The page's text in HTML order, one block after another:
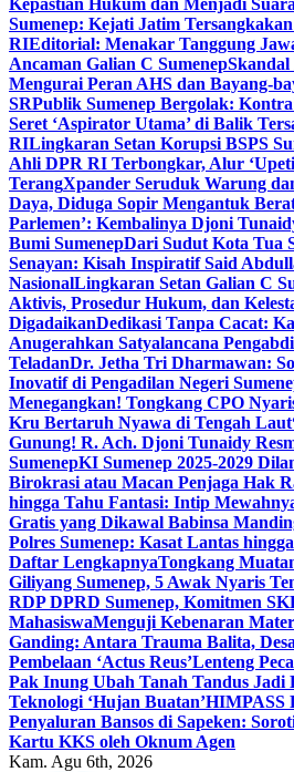
Kepastian Hukum dan Menjadi
Sumenep: Kejati Jatim
RIEditorial: Menakar Tanggung
Ancaman Galian C SumenepSkandal
Mengurai Peran AHS dan Bayang-
SRPublik Sumenep Bergolak:
Seret ‘Aspirator Utama’ di Balik
RILingkaran Setan Korupsi BSPS
Ahli DPR RI Terbongkar, Alur
TerangXpander Seruduk Warung
Daya, Diduga Sopir Mengantuk
Parlemen’: Kembalinya Djoni
Bumi SumenepDari Sudut Kota Tua
Senayan: Kisah Inspiratif Said
NasionalLingkaran Setan Galian C
Aktivis, Prosedur Hukum, dan
DigadaikanDedikasi Tanpa Cacat:
Anugerahkan Satyalancana
TeladanDr. Jetha Tri Dharmawan:
Inovatif di Pengadilan Negeri
Menegangkan! Tongkang CPO
Kru Bertaruh Nyawa di Tengah Laut
Gunung! R. Ach. Djoni Tunaidy
SumenepKI Sumenep 2025-2029
Birokrasi atau Macan Penjaga Hak
hingga Tahu Fantasi: Intip
Gratis yang Dikawal Babinsa
Polres Sumenep: Kasat Lantas
Daftar LengkapnyaTongkang
Giliyang Sumenep, 5 Awak Nyaris
RDP DPRD Sumenep, Komitmen
MahasiswaMenguji Kebenaran
Ganding: Antara Trauma Balita,
Pembelaan ‘Actus Reus’Lenteng
Pak Inung Ubah Tanah Tandus Jadi
Teknologi ‘Hujan Buatan’HIMPASS
Penyaluran Bansos di Sapeken:
Kartu KKS oleh Oknum Agen
Kam. Agu 6th, 2026